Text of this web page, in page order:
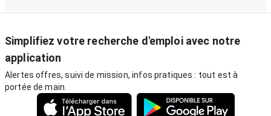
Simplifiez votre recherche d'emploi avec notre
application
Alertes offres, suivi de mission, infos pratiques : tout est à
portée de main.